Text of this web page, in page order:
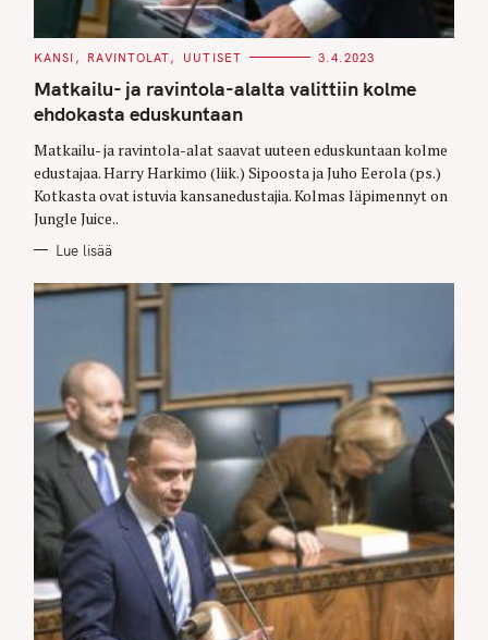
C
T
E
G
O
I
E
S
KANSI RAVINTOLAT UUTISET 3.4.2023
Matkailu- ja ravintola-alalta valittiin kolme
ehdokasta eduskuntaan
Matkailu- ja ravintola-alat saavat uuteen eduskuntaan kolme
edustajaa. Harry Harkimo (liik.) Sipoosta ja Juho Eerola (ps.)
Kotkasta ovat istuvia kansanedustajia. Kolmas läpimennyt on
Jungle Juice..
Lue lisää